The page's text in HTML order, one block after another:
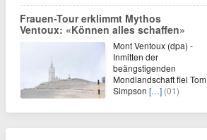
Frauen-Tour erklimmt Mythos
Ventoux: «Können alles schaffen»
Mont Ventoux (dpa) -
Inmitten der
beängstigenden
Mondlandschaft fiel Tom
Simpson […] (01)